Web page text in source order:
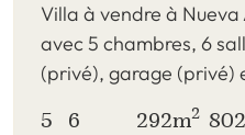
Villa à vendre à
avec 5 chambres, 6
(privé), garage (privé)
5 6 292m2